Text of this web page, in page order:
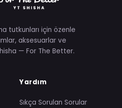
tutkunları için özenle
aksesuarlar ve
— For The Better.
Yardım
Sıkça Sorulan Sorular